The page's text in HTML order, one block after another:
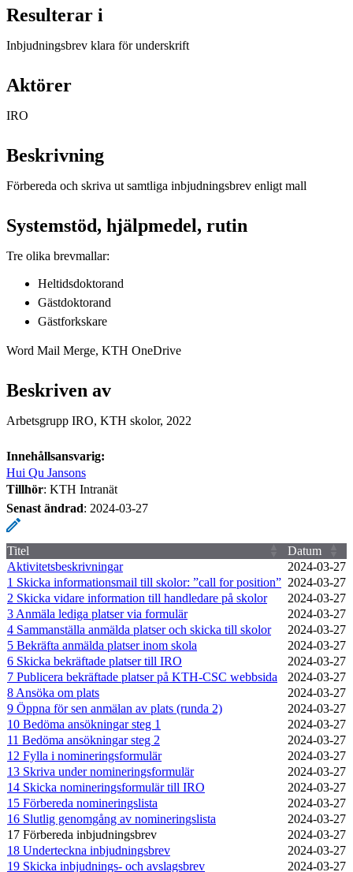
Resulterar i
Inbjudningsbrev klara för underskrift
Aktörer
IRO
Beskrivning
Förbereda och skriva ut samtliga inbjudningsbrev enligt mall
Systemstöd, hjälpmedel, rutin
Tre olika brevmallar:
Heltidsdoktorand
Gästdoktorand
Gästforkskare
Word Mail Merge, KTH OneDrive
Beskriven av
Arbetsgrupp IRO, KTH skolor, 2022
Innehållsansvarig:
Hui Qu Jansons
Tillhör: KTH Intranät
Senast ändrad: 2024-03-27
Titel
Datum
Aktivitetsbeskrivningar
2024‑03‑27
1 Skicka informationsmail till skolor: ”call for position” 2024‑03‑27
2 Skicka vidare information till handledare på skolor
2024‑03‑27
3 Anmäla lediga platser via formulär
2024‑03‑27
4 Sammanställa anmälda platser och skicka till skolor
2024‑03‑27
5 Bekräfta anmälda platser inom skola
2024‑03‑27
6 Skicka bekräftade platser till IRO
2024‑03‑27
7 Publicera bekräftade platser på KTH-CSC webbsida
2024‑03‑27
8 Ansöka om plats
2024‑03‑27
9 Öppna för sen anmälan av plats (runda 2)
2024‑03‑27
10 Bedöma ansökningar steg 1
2024‑03‑27
11 Bedöma ansökningar steg 2
2024‑03‑27
12 Fylla i nomineringsformulär
2024‑03‑27
13 Skriva under nomineringsformulär
2024‑03‑27
14 Skicka nomineringsformulär till IRO
2024‑03‑27
15 Förbereda nomineringslista
2024‑03‑27
16 Slutlig genomgång av nomineringslista
2024‑03‑27
17 Förbereda inbjudningsbrev
2024‑03‑27
18 Underteckna inbjudningsbrev
2024‑03‑27
19 Skicka inbjudnings- och avslagsbrev
2024‑03‑27